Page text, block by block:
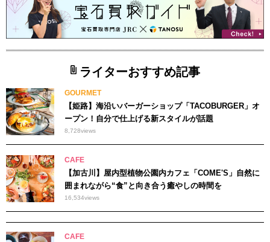
ライターおすすめ記事
GOURMET
【姫路】海沿いバーガーショップ「TACOBURGER」オ
ープン！自分で仕上げる新スタイルが話題
8,728views
CAFE
【加古川】屋内型植物公園内カフェ「COME'S」自然に
囲まれながら“食”と向き合う癒やしの時間を
16,534views
CAFE